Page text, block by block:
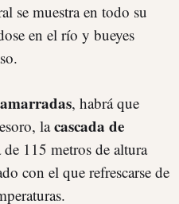
se muestra en todo su
en el río y bueyes
, habrá que
lacascada de
115 metros de altura
con el que refrescarse de